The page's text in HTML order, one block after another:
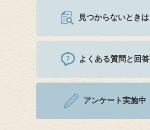
見つからないときは
よくある質問と回答
アンケート実施中